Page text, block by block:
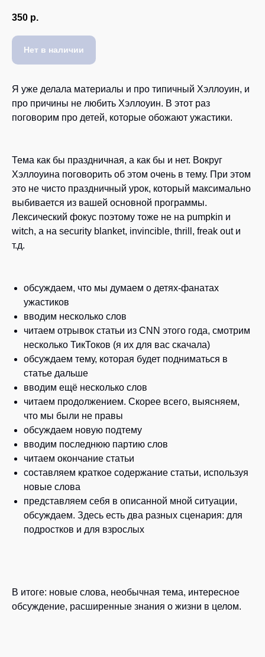
350 р.
Нет в наличии
Я уже делала материалы и про типичный Хэллоуин, и
про причины не любить Хэллоуин. В этот раз
поговорим про детей, которые обожают ужастики.
Тема как бы праздничная, а как бы и нет. Вокруг
Хэллоуина поговорить об этом очень в тему. При этом
это не чисто праздничный урок, который максимально
выбивается из вашей основной программы.
Лексический фокус поэтому тоже не на pumpkin и
witch, а на security blanket, invincible, thrill, freak out и
т.д.
обсуждаем, что мы думаем о детях-фанатах
ужастиков
вводим несколько слов
читаем отрывок статьи из CNN этого года, смотрим
несколько ТикТоков (я их для вас скачала)
обсуждаем тему, которая будет подниматься в
статье дальше
вводим ещё несколько слов
читаем продолжением. Скорее всего, выясняем,
что мы были не правы
обсуждаем новую подтему
вводим последнюю партию слов
читаем окончание статьи
составляем краткое содержание статьи, используя
новые слова
представляем себя в описанной мной ситуации,
обсуждаем. Здесь есть два разных сценария: для
подростков и для взрослых
В итоге: новые слова, необычная тема, интересное
обсуждение, расширенные знания о жизни в целом.